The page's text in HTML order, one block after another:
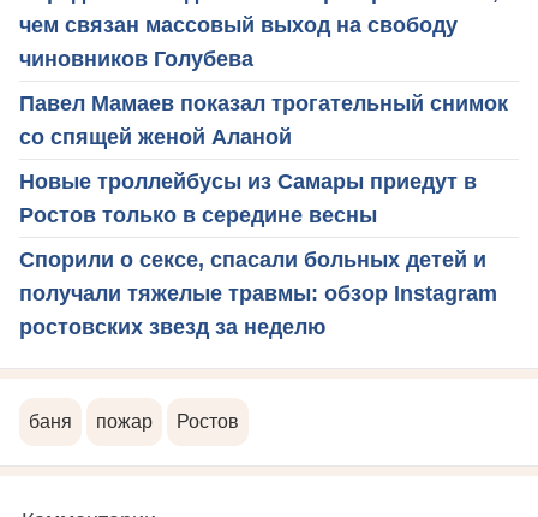
чем связан массовый выход на свободу
чиновников Голубева
Павел Мамаев показал трогательный снимок
со спящей женой Аланой
Новые троллейбусы из Самары приедут в
Ростов только в середине весны
Спорили о сексе, спасали больных детей и
получали тяжелые травмы: обзор Instagram
ростовских звезд за неделю
баня пожар Ростов